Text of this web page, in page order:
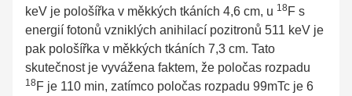
keV je pološířka v měkkých tkáních 4,6 cm, u 18F s
energií fotonů vzniklých anihilací pozitronů 511 keV je
pak pološířka v měkkých tkáních 7,3 cm. Tato
skutečnost je vyvážena faktem, že poločas rozpadu
18F je 110 min, zatímco poločas rozpadu 99mTc je 6